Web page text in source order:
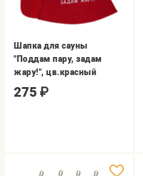
Шапка для сауны
"Поддам пару, задам
жару!", цв.красный
275 ₽